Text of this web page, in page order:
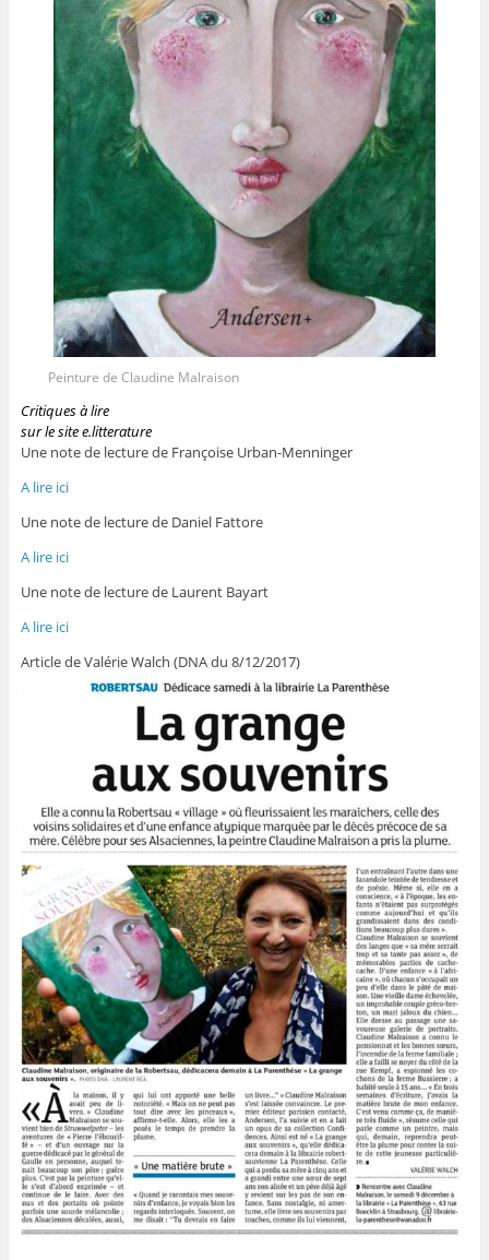
Peinture de Claudine Malraison
Critiques à lire
sur le site e.litterature
Une note de lecture de Françoise Urban-Menninger
A lire ici
Une note de lecture de Daniel Fattore
A lire ici
Une note de lecture de Laurent Bayart
A lire ici
Article de Valérie Walch (DNA du 8/12/2017)